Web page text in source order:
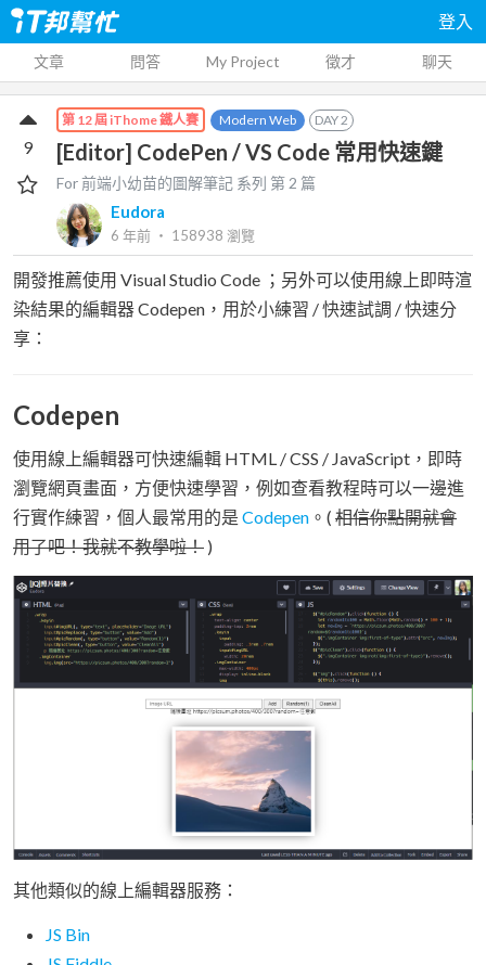
登入
文章 問答 My Project 徵才 聊天
第 12 屆 iThome 鐵人賽 Modern Web DAY2
[Editor] CodePen / VS Code 常用快速鍵
For 前端小幼苗的圖解筆記 系列 第2 篇
Eudora
6 年前 ‧ 158938 瀏覽
9
開發推薦使用 Visual Studio Code ；另外可以使用線上即時渲
染結果的編輯器 Codepen，用於小練習 / 快速試調 / 快速分
享：
Codepen
使用線上編輯器可快速編輯 HTML / CSS / JavaScript，即時
瀏覽網頁畫面，方便快速學習，例如查看教程時可以一邊進
行實作練習，個人最常用的是 Codepen 。( 相信你點開就會
用了吧！我就不教學啦！ )
其他類似的線上編輯器服務：
JS Bin